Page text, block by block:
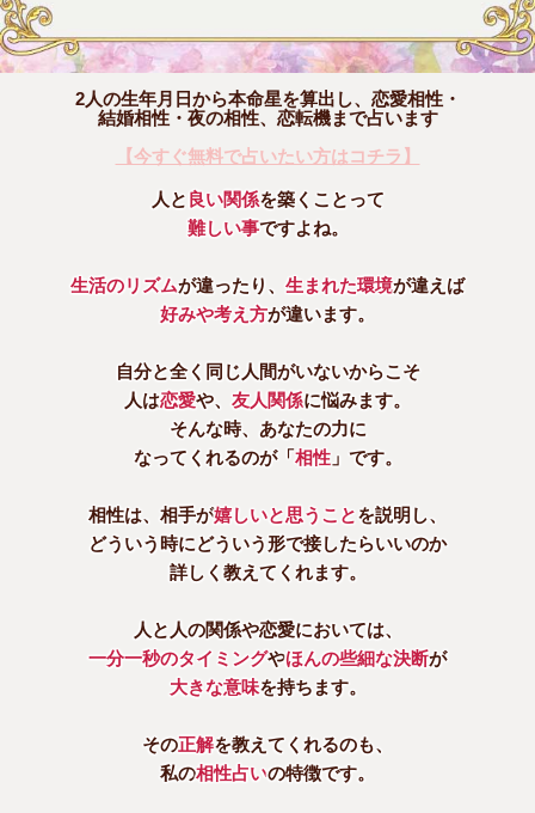
2人の生年月日から本命星を算出し、恋愛相性・
結婚相性・夜の相性、恋転機まで占います
【今すぐ無料で占いたい方はコチラ】
人と 良い関係を築くことって
難しい事ですよね。
生活のリズムが違ったり、 生まれた環境が違えば
好みや考え方が違います。
自分と全く同じ人間がいないからこそ
人は恋愛や、 友人関係に悩みます。
そんな時、あなたの力に
なってくれるのが「相性」です。
相性は、相手が嬉しいと思うことを説明し、
どういう時にどういう形で接したらいいのか
詳しく教えてくれます。
人と人の関係や恋愛においては、
一分一秒のタイミングやほんの些細な決断が
大きな意味を持ちます。
その正解を教えてくれるのも、
私の相性占いの特徴です。